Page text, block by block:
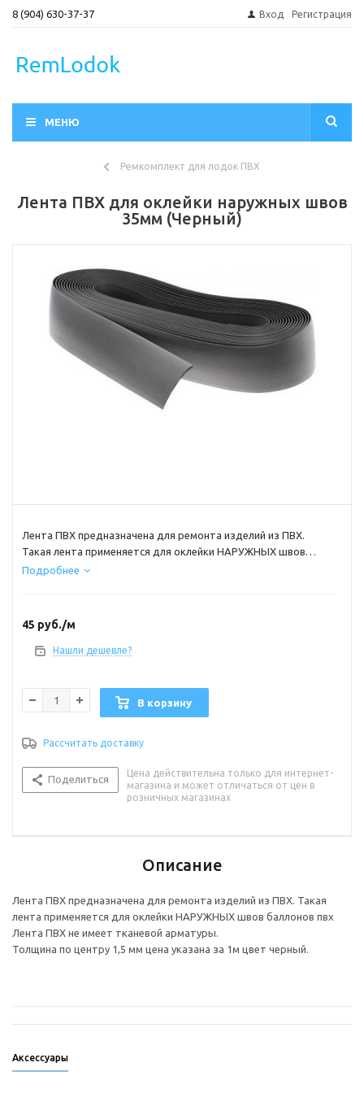
8 (904) 630-37-37 Вход Регистрация
МЕНЮ
Ремкомплект для лодок ПВХ
Лента ПВХ для оклейки наружных швов
35мм (Черный)
Лента ПВХ предназначена для ремонта изделий из ПВХ.
Такая лента применяется для оклейки НАРУЖНЫХ швов
баллонов пвх
Подробнее
45 руб./м
Нашли дешевле?
В корзину
Рассчитать доставку
Поделиться
Цена действительна только для интернет-
магазина и может отличаться от цен в
розничных магазинах
Описание
Лента ПВХ предназначена для ремонта изделий из ПВХ. Такая
лента применяется для оклейки НАРУЖНЫХ швов баллонов пвх
Лента ПВХ не имеет тканевой арматуры.
Толщина по центру 1,5 мм цена указана за 1м цвет черный.
Аксессуары